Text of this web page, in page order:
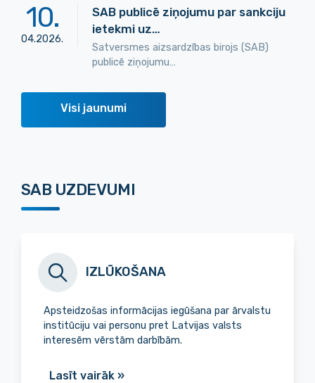
10.
04.2026.
SAB publicē ziņojumu par sankciju
ietekmi uz…
Satversmes aizsardzības birojs (SAB)
publicē ziņojumu…
Visi jaunumi
SAB UZDEVUMI
IZLŪKOŠANA
Apsteidzošas informācijas iegūšana par ārvalstu
institūciju vai personu pret Latvijas valsts
interesēm vērstām darbībām.
Lasīt vairāk »